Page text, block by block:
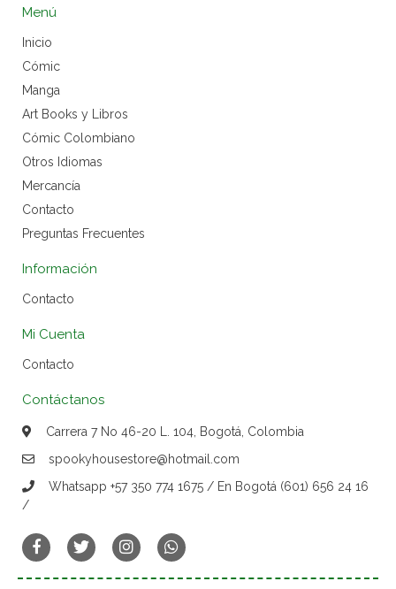
Menú
Inicio
Cómic
Manga
Art Books y Libros
Cómic Colombiano
Otros Idiomas
Mercancía
Contacto
Preguntas Frecuentes
Información
Contacto
Mi Cuenta
Contacto
Contáctanos
Carrera 7 No 46-20 L. 104, Bogotá, Colombia
spookyhousestore@hotmail.com
Whatsapp +57 350 774 1675 / En Bogotá (601) 656 24 16
/